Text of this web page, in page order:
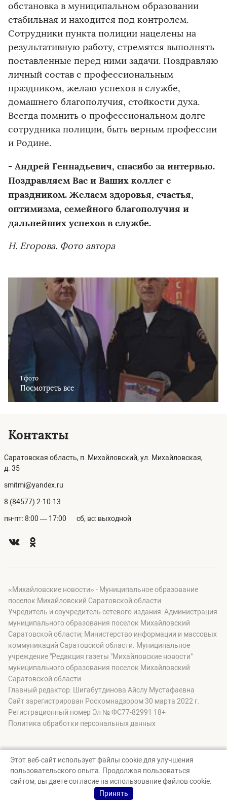
обстановка в муниципальном образовании
стабильная и находится под контролем.
Сотрудники пункта полиции нацелены на
результативную работу, стремятся выполнять
поставленные перед ними задачи. Поздравляю
личный состав с профессиональным
праздником, желаю успехов в службе,
домашнего благополучия, стойкости духа.
Всегда помнить о профессиональном долге
сотрудника полиции, быть верным профессии
и Родине.
- Андрей Геннадьевич, спасибо за интервью.
Поздравляем Вас и Ваших коллег с
праздником. Желаем здоровья, счастья,
оптимизма, семейного благополучия и
дальнейших успехов в службе.
Н. Егорова. Фото автора
1 фото
Посмотреть все
Контакты
Саратовская область, п. Михайловский, ул. Михайловская,
д. 35
smitmi@yandex.ru
8 (84577) 2-10-13
пн-пт: 8:00 — 17:00 сб, вс: выходной
«Михайловские новости» - Муниципальное образование
поселок Михайловский Саратовской области
Учредитель и соучредитель сетевого издания: Администрация
муниципального образования поселок Михайловский
Саратовской области; Министерство информации и массовых
коммуникаций Саратовской области. Муниципальное
учреждение "Редакция газеты "Михайловские новости"
муниципального образования поселок Михайловский
Саратовской области
Главный редактор: Шигабутдинова Айслу Мустафаевна
Сайт зарегистрирован Роскомнадзором 30 марта 2022 г.
Регистрационный номер Эл № ФС77-82991 18+
Политика обработки персональных данных
© Михайловские новости, 2026
Создание сайта — nopreset
Этот веб-сайт использует файлы cookie для улучшения
пользовательского опыта. Продолжая пользоваться
сайтом, вы даете согласие на использование файлов cookie.
Принять